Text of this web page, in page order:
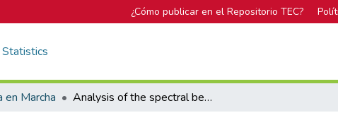
¿Cómo publicar en el Repositorio TEC?
Statistics
en Marcha Analysis of the spectral behavior of the water of the Doce river, Brazil, through the rupture of the sediment dam of SAMARCO